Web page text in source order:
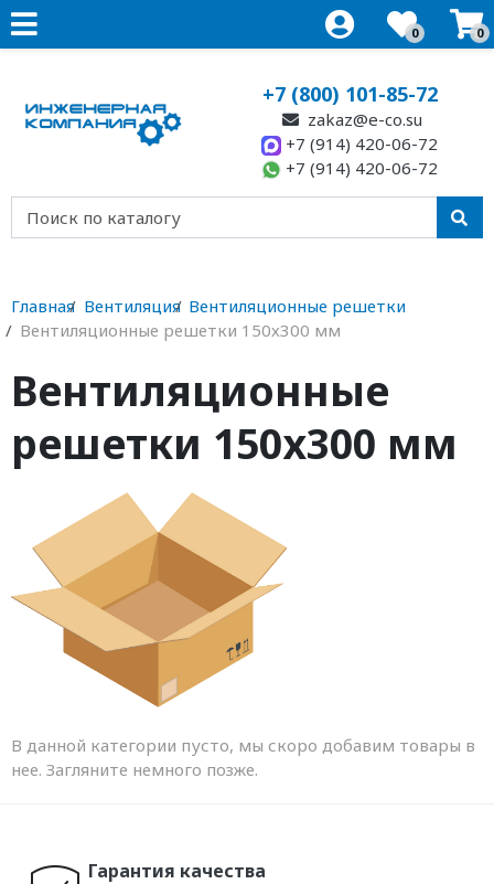
0 0
+7 (800) 101-85-72
zakaz@e-co.su
+7 (914) 420-06-72
+7 (914) 420-06-72
Главная Вентиляция Вентиляционные решетки
Вентиляционные решетки 150х300 мм
Вентиляционные
решетки 150х300 мм
В данной категории пусто, мы скоро добавим товары в
нее. Загляните немного позже.
Гарантия качества